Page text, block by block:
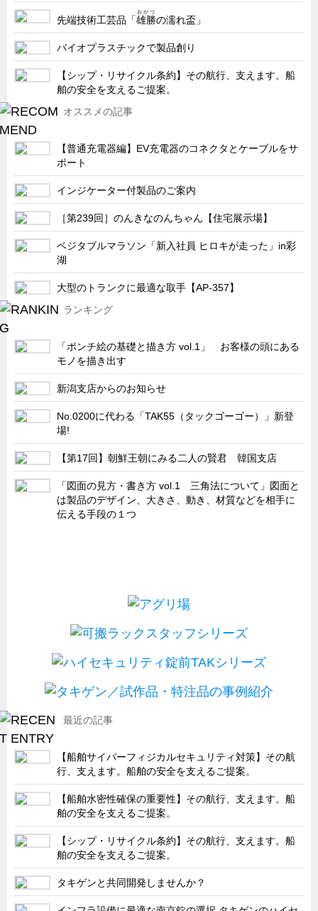
先端技術工芸品「雄勝
おがつ
の濡れ盃」
バイオプラスチックで製品創り
【シップ・リサイクル条約】その航行、支えます。船
舶の安全を支えるご提案。
オススメの記事
【普通充電器編】EV充電器のコネクタとケーブルをサ
ポート
インジケーター付製品のご案内
［第239回］のんきなのんちゃん【住宅展示場】
ベジタブルマラソン「新入社員 ヒロキが走った」in彩
湖
大型のトランクに最適な取手【AP-357】
ランキング
「ポンチ絵の基礎と描き方 vol.1」 お客様の頭にある
モノを描き出す
新潟支店からのお知らせ
No.0200に代わる「TAK55（タックゴーゴー）」新登
場!
【第17回】朝鮮王朝にみる二人の賢君 韓国支店
「図面の見方・書き方 vol.1 三角法について」図面と
は製品のデザイン、大きさ、動き、材質などを相手に
伝える手段の１つ
最近の記事
【船舶サイバーフィジカルセキュリティ対策】その航
行、支えます。船舶の安全を支えるご提案。
【船舶水密性確保の重要性】その航行、支えます。船
舶の安全を支えるご提案。
【シップ・リサイクル条約】その航行、支えます。船
舶の安全を支えるご提案。
タキゲンと共同開発しませんか？